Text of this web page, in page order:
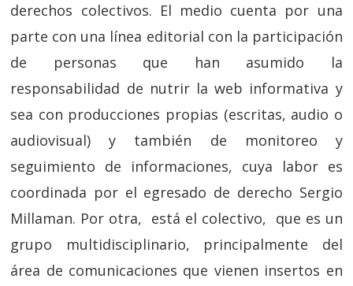
derechos colectivos. El medio cuenta por una
parte con una línea editorial con la participación
de personas que han asumido la
responsabilidad de nutrir la web informativa y
sea con producciones propias (escritas, audio o
audiovisual) y también de monitoreo y
seguimiento de informaciones, cuya labor es
coordinada por el egresado de derecho Sergio
Millaman. Por otra, está el colectivo, que es un
grupo multidisciplinario, principalmente del
área de comunicaciones que vienen insertos en